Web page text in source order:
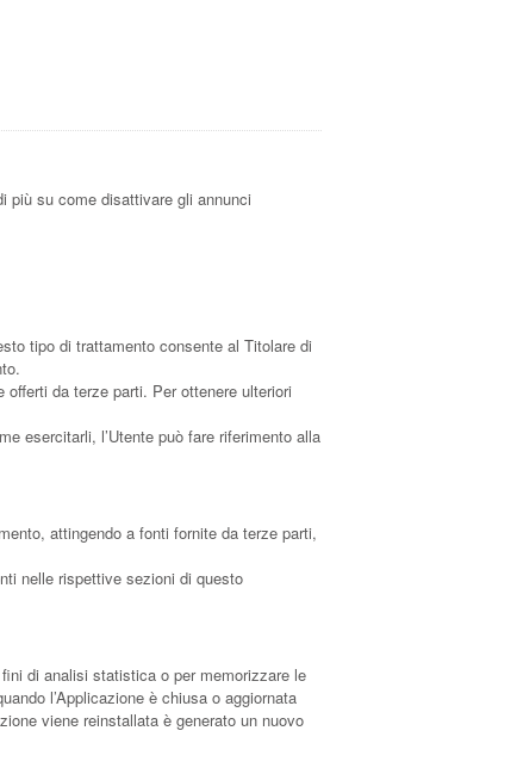
più su come disattivare gli annunci
tipo di trattamento consente al Titolare di
da terze parti. Per ottenere ulteriori
esercitarli, l’Utente può fare riferimento alla
attingendo a fonti fornite da terze parti,
nelle rispettive sezioni di questo
di analisi statistica o per memorizzare le
l’Applicazione è chiusa o aggiornata
viene reinstallata è generato un nuovo